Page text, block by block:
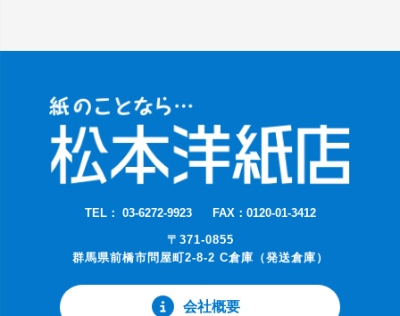
TEL： 03-6272-9923
FAX：0120-01-3412
〒371-0855
群馬県前橋市問屋町2-8-2 C倉庫（発送倉庫）
会社概要